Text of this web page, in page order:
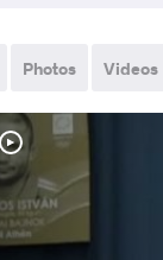
Photos Videos